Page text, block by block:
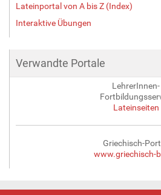
Lateinportal von A bis Z (Index)
Interaktive Übungen
Verwandte Portale
LehrerInnen-
Lateinseiten
Griechisch-
www.griechisch-